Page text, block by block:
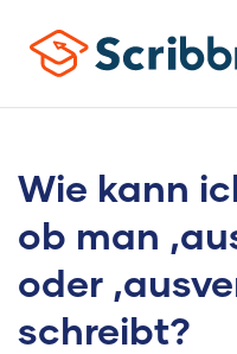
Wie kann
ob man
oder
schreibt?